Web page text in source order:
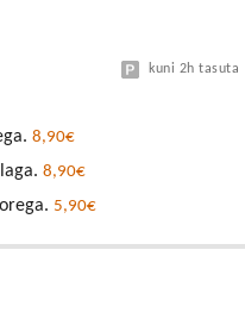
kuni 2h tasuta
8,90€
8,90€
5,90€